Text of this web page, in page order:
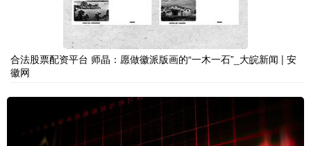
合法股票配资平台 师晶：愿做徽派版画的“一木一石”_大皖新闻 | 安
徽网